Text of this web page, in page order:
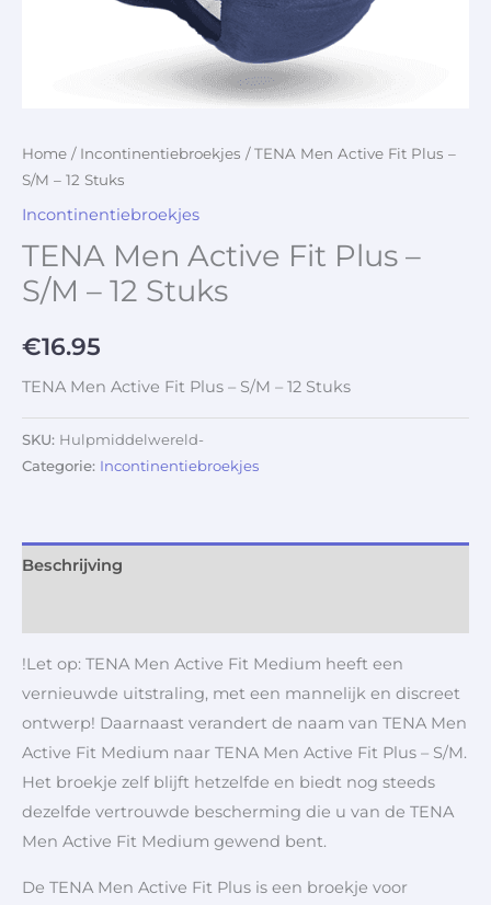
Home / Incontinentiebroekjes / TENA Men Active Fit Plus –
S/M – 12 Stuks
Incontinentiebroekjes
TENA Men Active Fit Plus –
S/M – 12 Stuks
€16.95
TENA Men Active Fit Plus – S/M – 12 Stuks
SKU: Hulpmiddelwereld-
Categorie: Incontinentiebroekjes
Beschrijving
!Let op: TENA Men Active Fit Medium heeft een
vernieuwde uitstraling, met een mannelijk en discreet
ontwerp! Daarnaast verandert de naam van TENA Men
Active Fit Medium naar TENA Men Active Fit Plus – S/M.
Het broekje zelf blijft hetzelfde en biedt nog steeds
dezelfde vertrouwde bescherming die u van de TENA
Men Active Fit Medium gewend bent.
De TENA Men Active Fit Plus is een broekje voor